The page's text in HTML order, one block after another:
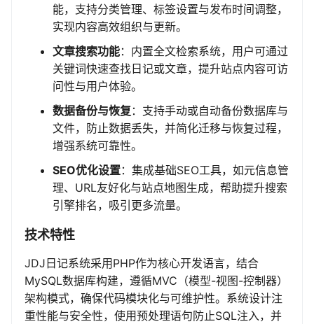
能，支持分类管理、标签设置与发布时间调整，
实现内容高效组织与更新。
文章搜索功能：内置全文检索系统，用户可通过
关键词快速查找日记或文章，提升站点内容可访
问性与用户体验。
数据备份与恢复 ：支持手动或自动备份数据库与
文件，防止数据丢失，并简化迁移与恢复过程，
增强系统可靠性。
SEO优化设置：集成基础SEO工具，如元信息管
理、URL友好化与站点地图生成，帮助提升搜索
引擎排名，吸引更多流量。
技术特性
JDJ日记系统采用PHP作为核心开发语言，结合
MySQL数据库构建，遵循MVC（模型-视图-控制器）
架构模式，确保代码模块化与可维护性。系统设计注
重性能与安全性，使用预处理语句防止SQL注入，并